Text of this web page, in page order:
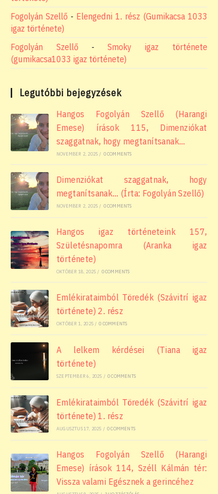
Fogolyán Szellő - Elengedni 1. rész (Gumikacsa 1033
igaz története)
Fogolyán Szellő-Smoky igaz története
(gumikacsa1033 igaz története)
Legutóbbi bejegyzések
Hangos Fogolyán Szellő (Harangi
Emese) írások 115, Dimenziókat
szaggatnak, hogy megtanítsanak…
NOVEMBER 2, 2025 / 0 COMMENTS
Dimenziókat szaggatnak, hogy
megtanítsanak… (Írta: Fogolyán Szellő)
NOVEMBER 2, 2025 / 0 COMMENTS
Hangos igaz történeteink 157,
Születésnapomra (Aranka igaz
története)
OKTÓBER 18, 2025 / 0 COMMENTS
Emlékirataimból Töredék (Szávitrí igaz
története) 2. rész
OKTÓBER 1, 2025 / 0 COMMENTS
A lelkem kérdései (Tiana igaz
története)
SZEPTEMBER 6, 2025 / 0 COMMENTS
Emlékirataimból Töredék (Szávitrí igaz
története) 1. rész
AUGUSZTUS 17, 2025 / 0 COMMENTS
Hangos Fogolyán Szellő (Harangi
Emese) írások 114, Széll Kálmán tér:
Vissza valami Egésznek a gerincéhez